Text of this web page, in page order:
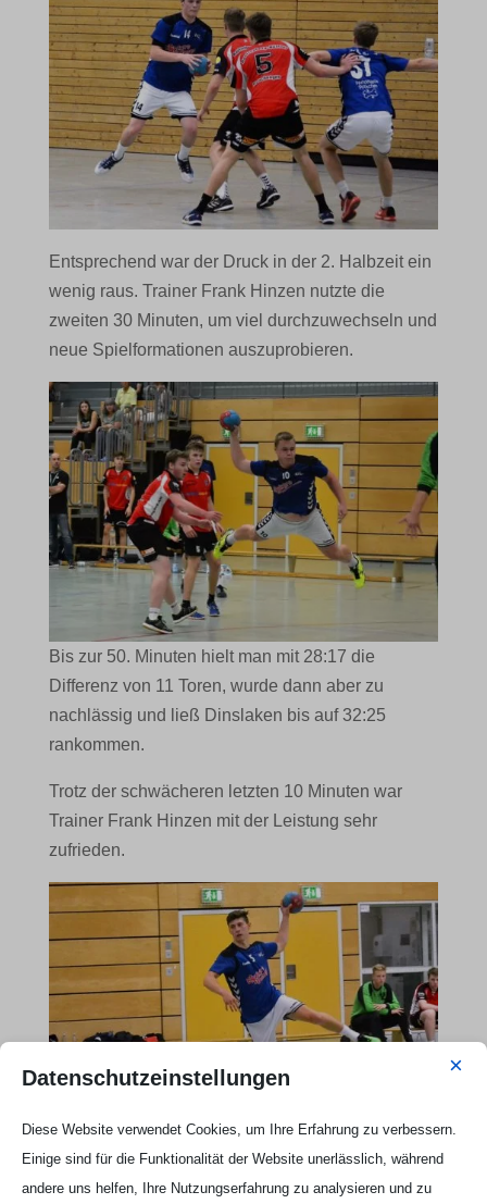
Entsprechend war der Druck in der 2. Halbzeit ein
wenig raus. Trainer Frank Hinzen nutzte die
zweiten 30 Minuten, um viel durchzuwechseln und
neue Spielformationen auszuprobieren.
Bis zur 50. Minuten hielt man mit 28:17 die
Differenz von 11 Toren, wurde dann aber zu
nachlässig und ließ Dinslaken bis auf 32:25
rankommen.
Trotz der schwächeren letzten 10 Minuten war
Trainer Frank Hinzen mit der Leistung sehr
zufrieden.
Datenschutzeinstellungen ×
Diese Website verwendet Cookies, um Ihre Erfahrung zu verbessern.
Einige sind für die Funktionalität der Website unerlässlich, während
andere uns helfen, Ihre Nutzungserfahrung zu analysieren und zu